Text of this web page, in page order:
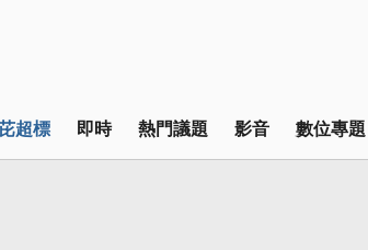
超標 即時 熱門議題 影音 數位專題